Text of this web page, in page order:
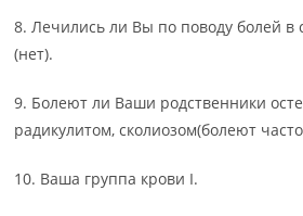
8. Лечились ли Вы по поводу болей в
(нет).
9. Болеют ли Ваши родственники
радикулитом, сколиозом(болеют
10. Ваша группа крови І.